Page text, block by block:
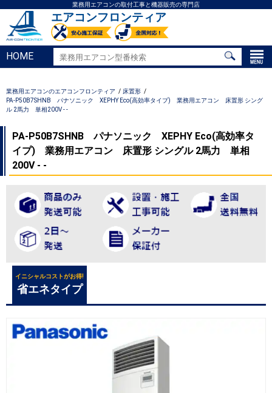
業務用エアコンの取付工事と機器販売の専門店
エアコンフロンティア
HOME
業務用エアコンのエアコンフロンティア
床置形
PA-P50B7SHNB パナソニック XEPHY Eco(高効率タイプ) 業務用エアコン 床置形 シング
ル 2馬力 単相200V - -
PA-P50B7SHNB パナソニック XEPHY Eco(高効率タ
イプ) 業務用エアコン 床置形 シングル 2馬力 単相
200V - -
イニシャルコストがお得!
省エネタイプ